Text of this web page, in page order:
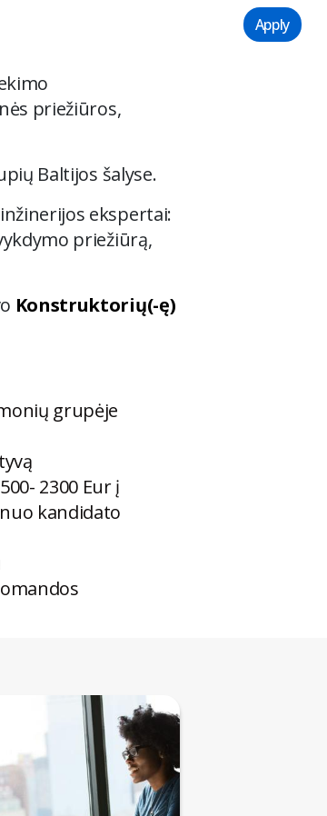
Apply
priežiūros,
Baltijos šalyse.
ekspertai:
priežiūrą,
Konstruktorių(-ę)
grupėje
2300 Eur į
kandidato